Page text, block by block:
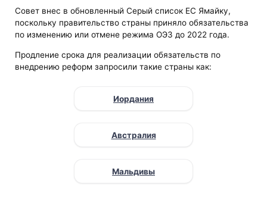
Совет внес в обновленный Серый список ЕС Ямайку,
поскольку правительство страны приняло обязательства
по изменению или отмене режима ОЭЗ до 2022 года.
Продление срока для реализации обязательств по
внедрению реформ запросили такие страны как:
Иордания
Австралия
Мальдивы